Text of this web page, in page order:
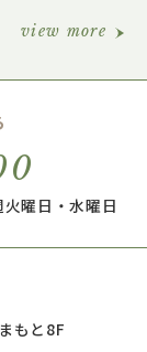
view more
曜日・水曜日
もと8F